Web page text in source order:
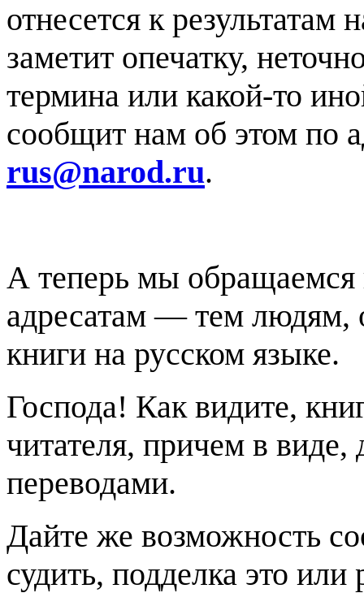
отнесется к
заметит опечатку,
термина или какой-то
сообщит нам об этом по
rus@narod.ru.
А теперь мы
адресатам — тем людям,
книги на русском языке.
Господа! Как видите,
читателя, причем в
переводами.
Дайте же возможность
судить, подделка это